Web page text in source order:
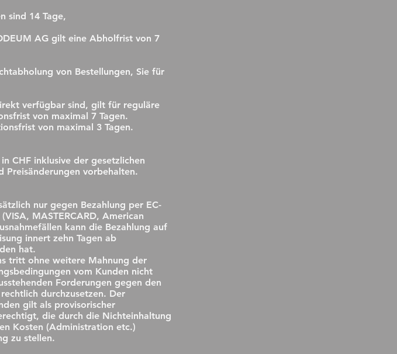
sind 14 Tage,
AG gilt eine Abholfrist von 7
von Bestellungen, Sie für
verfügbar sind, gilt für reguläre
von maximal 7 Tagen.
von maximal 3 Tagen.
CHF inklusive der gesetzlichen
Preisänderungen vorbehalten.
nur gegen Bezahlung per EC-
MASTERCARD, American
kann die Bezahlung auf
innert zehn Tagen ab
hat.
tritt ohne weitere Mahnung der
vom Kunden nicht
Forderungen gegen den
durchzusetzen. Der
gilt als provisorischer
die durch die Nichteinhaltung
Kosten (Administration etc.)
zu stellen.